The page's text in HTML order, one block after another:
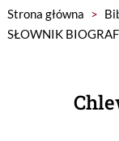
Strona główna >
SŁOWNIK